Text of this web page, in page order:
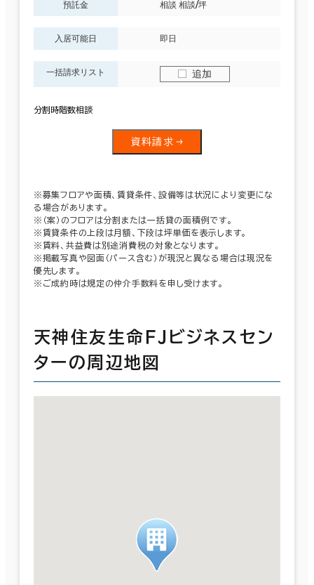
預託金 相談 相談/坪
入居可能日 即日
一括請求リスト 追加
分割時階数相談
資料請求
※募集フロアや面積、賃貸条件、設備等は状況により変更にな
る場合があります。
※（案）のフロアは分割または一括貸の面積例です。
※賃貸条件の上段は月額、下段は坪単価を表示します。
※賃料、共益費は別途消費税の対象となります。
※掲載写真や図面（パース含む）が現況と異なる場合は現況を
優先します。
※ご成約時は規定の仲介手数料を申し受けます。
天神住友生命ＦＪビジネスセン
ターの周辺地図